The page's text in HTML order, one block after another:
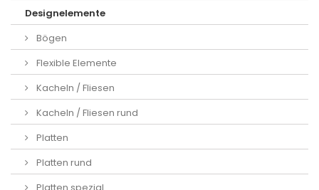
Designelemente
Bögen
Flexible Elemente
Kacheln / Fliesen
Kacheln / Fliesen rund
Platten
Platten rund